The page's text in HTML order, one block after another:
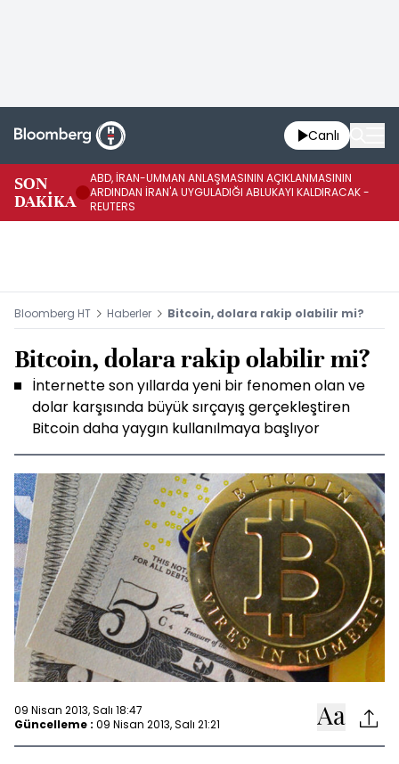
Canlı
SON
DAKİKA
ABD, İRAN-UMMAN ANLAŞMASININ AÇIKLANMASININ
ARDINDAN İRAN'A UYGULADIĞI ABLUKAYI KALDIRACAK -
REUTERS
Bloomberg HT Haberler Bitcoin, dolara rakip olabilir mi?
Bitcoin, dolara rakip olabilir mi?
İnternette son yıllarda yeni bir fenomen olan ve
dolar karşısında büyük sırçayış gerçekleştiren
Bitcoin daha yaygın kullanılmaya başlıyor
09 Nisan 2013, Salı 18:47
Güncelleme : 09 Nisan 2013, Salı 21:21